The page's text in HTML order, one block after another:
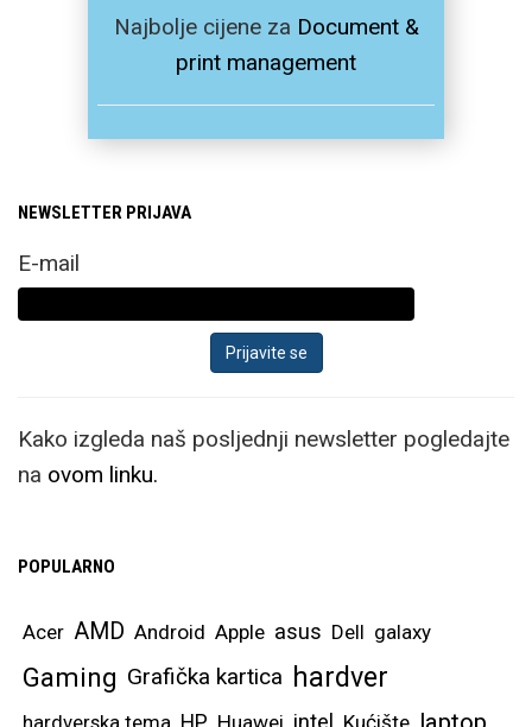
Najbolje cijene za Document &
print management
NEWSLETTER PRIJAVA
E-mail
Kako izgleda naš posljednji newsletter pogledajte
na ovom linku.
POPULARNO
Acer AMD Android Apple asus Dell galaxy
Gaming Grafička kartica hardver
hardverska tema HP Huawei intel Kućište